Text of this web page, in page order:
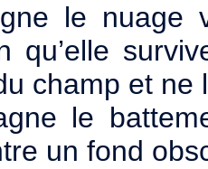
le
qu’elle
champ et
le
un fond